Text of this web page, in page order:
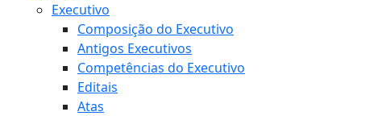
Executivo
Composição do Executivo
Antigos Executivos
Competências do Executivo
Editais
Atas